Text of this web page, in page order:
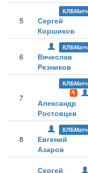
5
КЛБМатч
Сергей
Коршиков
6
КЛБМатч
Вячеслав
Резников
7
КЛБМатч
Александр
Ростовцев
8
КЛБМатч
Евгений
Азаров
Сергей